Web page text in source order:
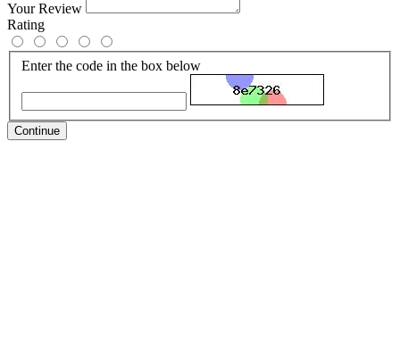
Your Review
Rating
Enter the code in the box below
Continue